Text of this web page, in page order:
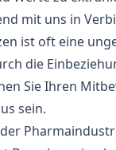
mit uns in
ist oft eine
die
Sie Ihren
sein.